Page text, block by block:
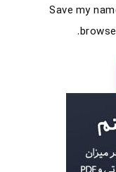
Save my